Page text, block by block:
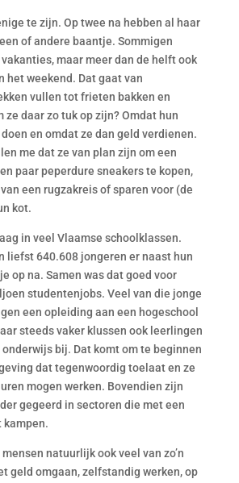
te zijn. Op twee na hebben al haar
of andere baantje. Sommigen
maar meer dan de helft ook
het weekend. Dat gaat van
vullen tot frieten bakken en
ze daar zo tuk op zijn? Omdat hun
en omdat ze dan geld verdienen.
me dat ze van plan zijn om een
paar peperdure sneakers te kopen,
een rugzakreis of sparen voor (de
kot.
in veel Vlaamse schoolklassen.
liefst 640.608 jongeren er naast hun
op na. Samen was dat goed voor
studentenjobs. Veel van die jonge
een opleiding aan een hogeschool
steeds vaker klussen ook leerlingen
bij. Dat komt om te beginnen
dat tegenwoordig toelaat en ze
mogen werken. Bovendien zijn
gegeerd in sectoren die met een
kampen.
natuurlijk ook veel van zo’n
geld omgaan, zelfstandig werken, op